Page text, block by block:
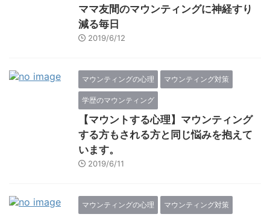
ママ友間のマウンティングに神経すり
減る毎日
2019/6/12
マウンティングの心理 マウンティング対策
学歴のマウンティング
【マウントする心理】マウンティング
する方もされる方と同じ悩みを抱えて
います。
2019/6/11
マウンティングの心理 マウンティング対策